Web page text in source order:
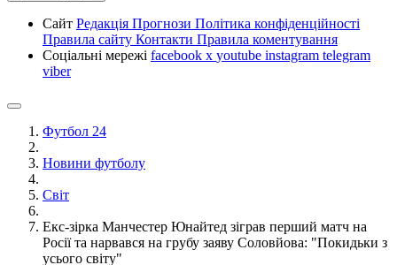
Сайт Редакція Прогнози Політика конфіденційності
Правила сайту Контакти Правила коментування
Соціальні мережі facebook x youtube instagram telegram
viber
Футбол 24
Новини футболу
Світ
Екс-зірка Манчестер Юнайтед зіграв перший матч на
Росії та нарвався на грубу заяву Соловйова: "Покидьки з
усього світу"